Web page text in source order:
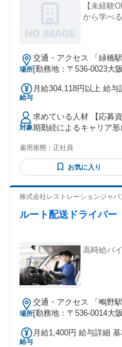
【未経験
から学べ
場所
交通・アクセス 「緑橋
[勤務地：〒536-0023大
給与
月給304,118円以上 給与
2410円 〜（固定残業時
間を超えた勤務時間につい
手当】 全員に一律で支
なし 全員に一律で支払われ
固定残業時間： 40時
★昇給あり ★賞与年2回 【役割に応じて手当支給！】 ★仕入
担当手当 ★役職手当(主任、副店
上可能☆ ／ ★スピード
も積極的 20代・30代で
例も珍しくありません
対象
求めている人材 【応募資
期勤続によるキャリア形
経験やスキルよりも「挑
切にした採用！ 【こんな方にピッタリ！】 ◎未経験から新し
い仕事にチャレンジし
の経験を活かしたい方
◎「もっと成長したい」
や経験がなくても安心
できる環境 年齢や社歴
評価します。 ◆着実にキャリアアップ 経験を積みながらスキ
ルを身につけ将来的には
ら成長したい」 そんな
ートします。 ぜひお気軽にご応
リア形成のため））
雇用形態： 正社員
お気に入り
株式会社レストレーションジャパ
ルート配送ドライバー
高時給バ
場所
交通・アクセス 「鴫野
[勤務地：〒536-0014大
給与
月給1,400円 給与詳細 基本給：月